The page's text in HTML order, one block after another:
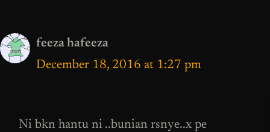
feeza hafeeza
December 18, 2016 at 1:27 pm
Ni bkn hantu ni ..bunian rsnye..x pe